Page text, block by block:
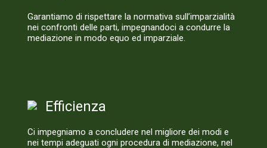
Garantiamo di rispettare la normativa sull’imparzialità
nei confronti delle parti, impegnandoci a condurre la
mediazione in modo equo ed imparziale.
Efficienza
Ci impegniamo a concludere nel migliore dei modi e
nei tempi adeguati ogni procedura di mediazione, nel